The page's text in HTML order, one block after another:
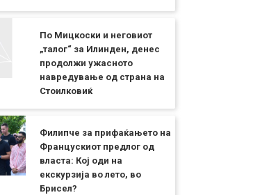
По Мицкоски и неговиот
„талог“ за Илинден, денес
продолжи ужасното
навредување од страна на
Стоилковиќ
Филипче за прифаќањето на
Францускиот предлог од
власта: Кој оди на
екскурзија во лето, во
Брисел?